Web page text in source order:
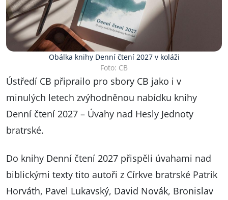
Obálka knihy Denní čtení 2027 v koláži
Foto: CB
Ústředí CB připrailo pro sbory CB jako i v
minulých letech zvýhodněnou nabídku knihy
Denní čtení 2027 – Úvahy nad Hesly Jednoty
bratrské.
Do knihy Denní čtení 2027 přispěli úvahami nad
biblickými texty tito autoři z Církve bratrské Patrik
Horváth, Pavel Lukavský, David Novák, Bronislav